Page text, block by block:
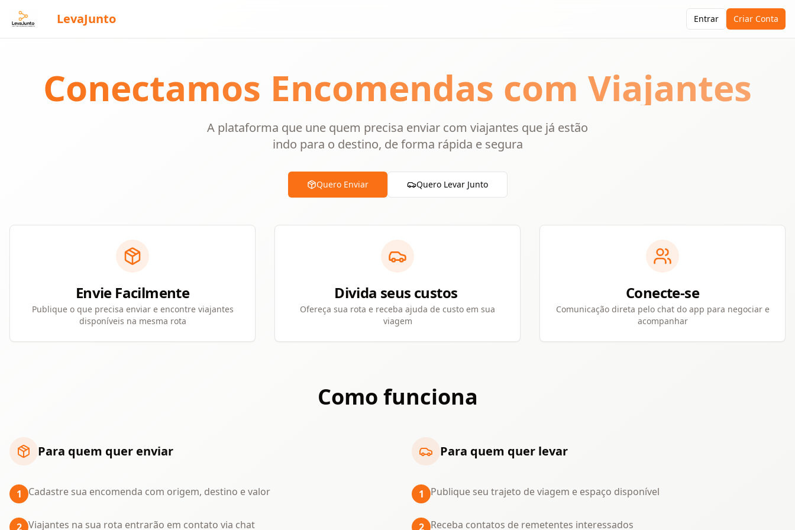
LevaJunto Entrar Criar Conta
Conectamos Encomendas com Viajantes
A plataforma que une quem precisa enviar com viajantes que já estão
indo para o destino, de forma rápida e segura
Quero Enviar Quero Levar Junto
Envie Facilmente
Publique o que precisa enviar e encontre viajantes
disponíveis na mesma rota
Divida seus custos
Ofereça sua rota e receba ajuda de custo em sua
viagem
Conecte-se
Comunicação direta pelo chat do app para negociar e
acompanhar
Como funciona
Para quem quer enviar
1 Cadastre sua encomenda com origem, destino e valor
2 Viajantes na sua rota entrarão em contato via chat
Para quem quer levar
1 Publique seu trajeto de viagem e espaço disponível
2 Receba contatos de remetentes interessados